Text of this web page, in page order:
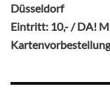
Düsseldorf
Eintritt: 10,- / DA!